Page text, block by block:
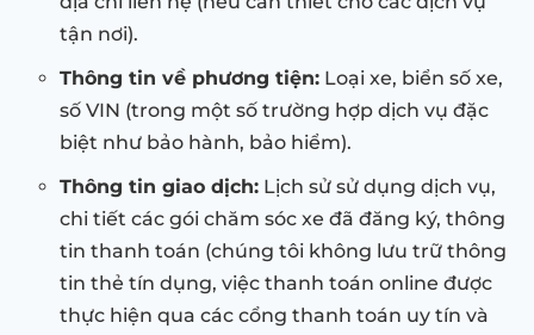
tận nơi).
Thông tin về phương tiện: Loại xe, biển số xe,
số VIN (trong một số trường hợp dịch vụ đặc
biệt như bảo hành, bảo hiểm).
Thông tin giao dịch: Lịch sử sử dụng dịch vụ,
chi tiết các gói chăm sóc xe đã đăng ký, thông
tin thanh toán (chúng tôi không lưu trữ thông
tin thẻ tín dụng, việc thanh toán online được
thực hiện qua các cổng thanh toán uy tín và